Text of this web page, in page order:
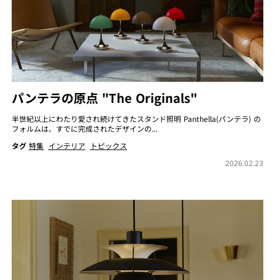
パンテラの原点 "The Originals"
半世紀以上にわたり愛され続けてきたスタンド照明 Panthella(パンテラ) の
フォルムは、すでに完成されたデザインの...
タグ 特集 インテリア
トピックス
2026.02.23